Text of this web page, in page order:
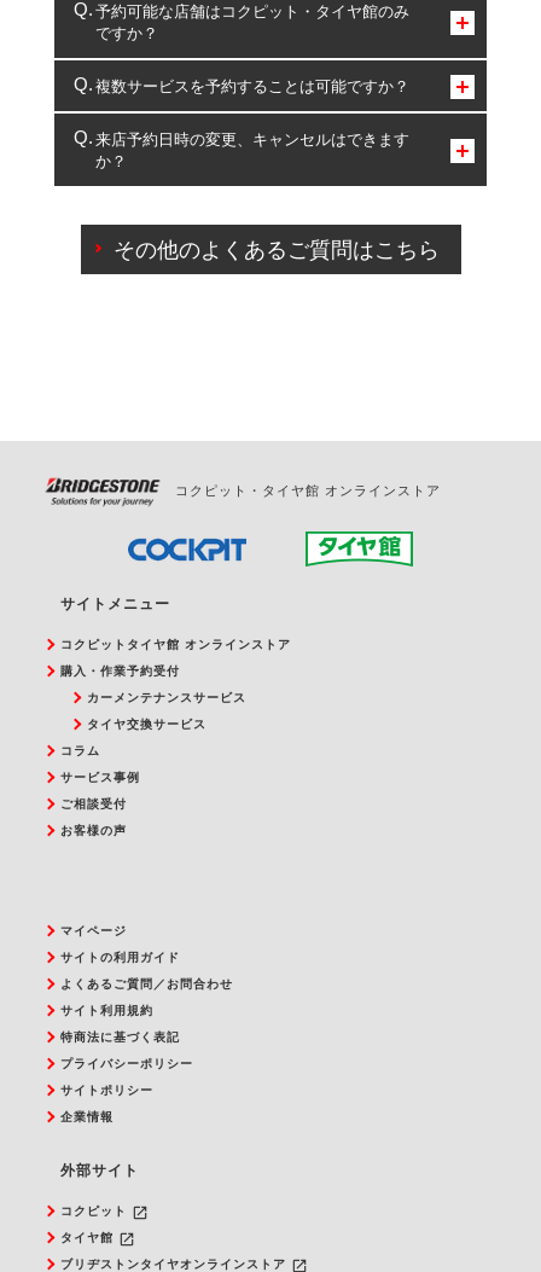
予約可能な店舗はコクピット・タイヤ館のみ
ですか？
コクピット・タイヤ館のみとなります。
複数サービスを予約することは可能ですか？
複数サービスのご予約は可能です。
一部の商品・サービスの組み合わせに限り、同時にご予約が
出来ないものもございます。
来店予約日時の変更、キャンセルはできます
か？
ご来店予約日の3営業日前を過ぎている場合のご予約
の日時変更につきましては、直接ご予約の店舗まで
その他のよくあるご質問はこちら
コクピット・タイヤ館 オンラインストア
サイトメニュー
コクピットタイヤ館 オンラインストア
購入・作業予約受付
カーメンテナンスサービス
タイヤ交換サービス
コラム
サービス事例
ご相談受付
お客様の声
マイページ
サイトの利用ガイド
よくあるご質問／お問合わせ
サイト利用規約
特商法に基づく表記
プライバシーポリシー
サイトポリシー
企業情報
外部サイト
コクピット launch
タイヤ館 launch
ブリヂストンタイヤオンラインストア launch